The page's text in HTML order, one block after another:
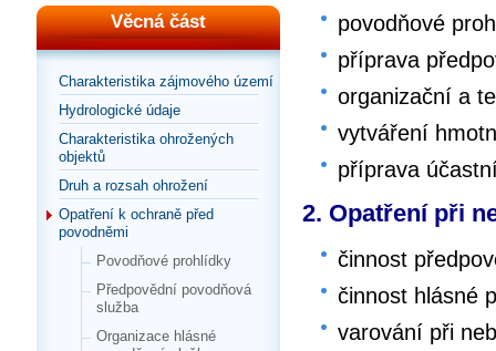
Věcná část
Charakteristika zájmového území
Hydrologické údaje
Charakteristika ohrožených
objektů
Druh a rozsah ohrožení
Opatření k ochraně před
povodněmi
Povodňové prohlídky
Předpovědní povodňová
služba
Organizace hlásné
povodňové
příprava
organizační a
vytváření
příprava
2. Opatření při
činnost
činnost hlásné
varování při